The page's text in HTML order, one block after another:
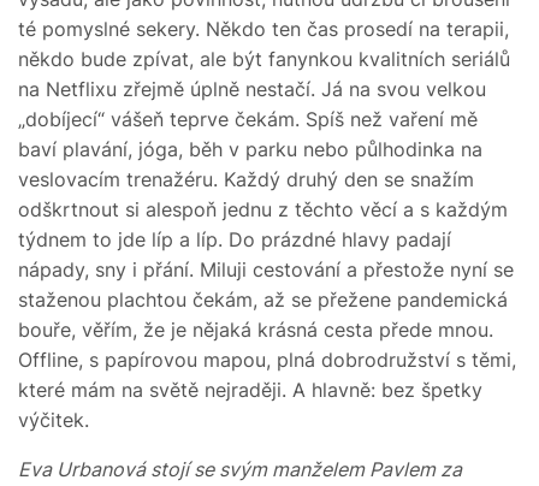
té pomyslné sekery. Někdo ten čas prosedí na terapii,
někdo bude zpívat, ale být fanynkou kvalitních seriálů
na Netflixu zřejmě úplně nestačí. Já na svou velkou
„dobíjecí“ vášeň teprve čekám. Spíš než vaření mě
baví plavání, jóga, běh v parku nebo půlhodinka na
veslovacím trenažéru. Každý druhý den se snažím
odškrtnout si alespoň jednu z těchto věcí a s každým
týdnem to jde líp a líp. Do prázdné hlavy padají
nápady, sny i přání. Miluji cestování a přestože nyní se
staženou plachtou čekám, až se přežene pandemická
bouře, věřím, že je nějaká krásná cesta přede mnou.
Offline, s papírovou mapou, plná dobrodružství s těmi,
které mám na světě nejraději. A hlavně: bez špetky
výčitek.
Eva Urbanová stojí se svým manželem Pavlem za